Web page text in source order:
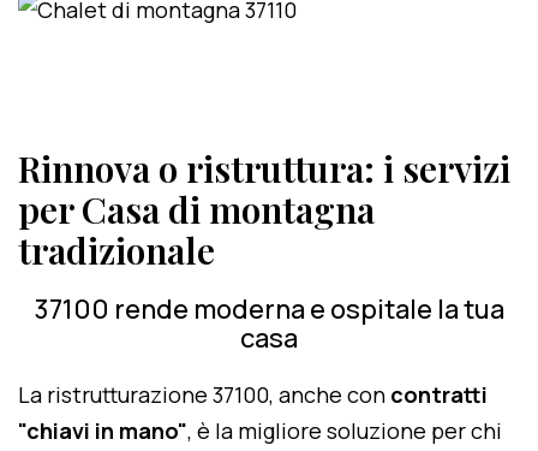
Rinnova o ristruttura: i servizi
per Casa di montagna
tradizionale
37100 rende moderna e ospitale la tua
casa
La ristrutturazione 37100, anche con contratti
"chiavi in mano", è la migliore soluzione per chi